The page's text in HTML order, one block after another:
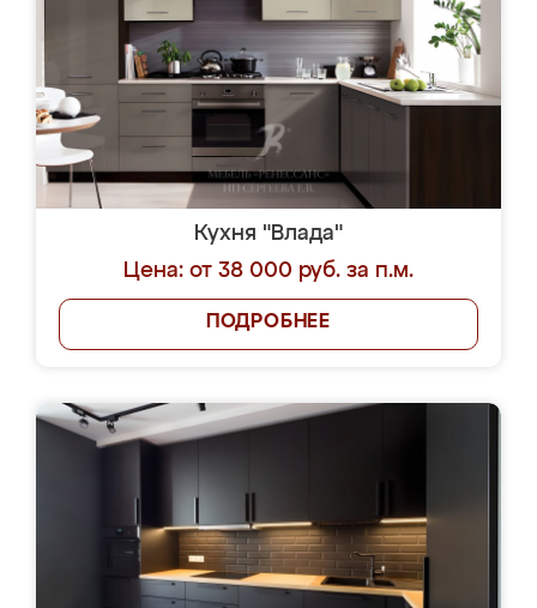
Кухня "Влада"
Цена: от 38 000 руб. за п.м.
ПОДРОБНЕЕ